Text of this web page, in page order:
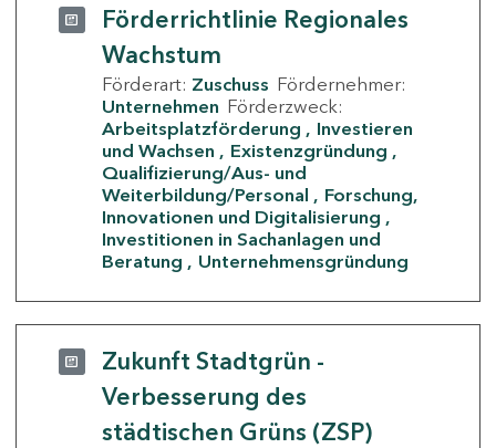
Förderrichtlinie Regionales
Wachstum
Förderart: Zuschuss Fördernehmer:
Unternehmen Förderzweck:
Arbeitsplatzförderung
Investieren
und Wachsen
Existenzgründung
Qualifizierung/Aus- und
Weiterbildung/Personal
Forschung,
Innovationen und Digitalisierung
Investitionen in Sachanlagen und
Beratung
Unternehmensgründung
Zukunft Stadtgrün -
Verbesserung des
städtischen Grüns (ZSP)